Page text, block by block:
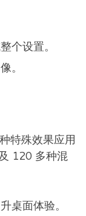
个设置。
。
特殊效果应用
120 多种混
桌面体验。